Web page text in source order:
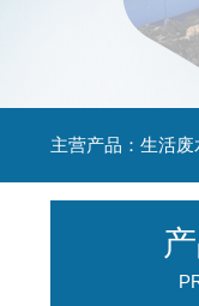
主营产品：生活